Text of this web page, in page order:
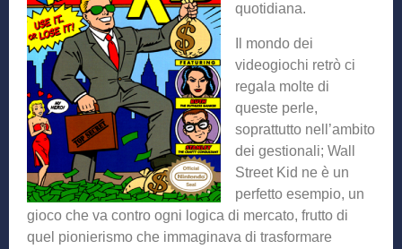
quotidiana.
Il mondo dei
videogiochi retrò ci
regala molte di
queste perle,
soprattutto nell’ambito
dei gestionali; Wall
Street Kid ne è un
perfetto esempio, un
gioco che va contro ogni logica di mercato, frutto di
quel pionierismo che immaginava di trasformare